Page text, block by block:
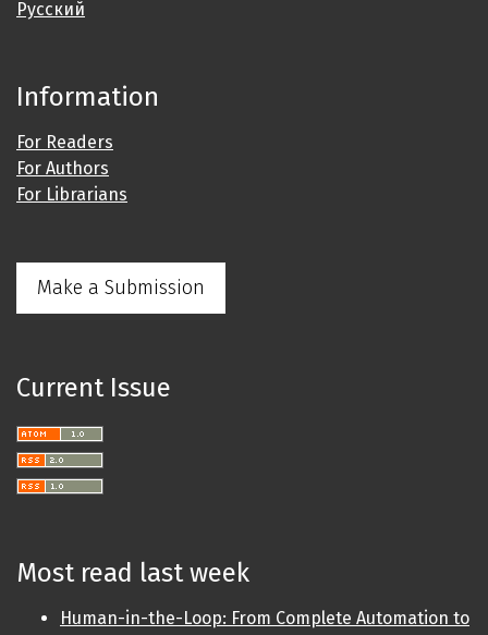
Русский
Information
For Readers
For Authors
For Librarians
Make a Submission
Current Issue
Most read last week
Human-in-the-Loop: From Complete Automation to